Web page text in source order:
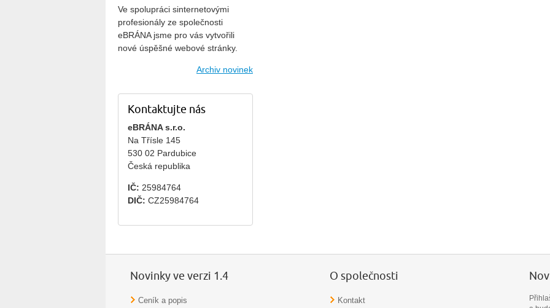
Ve spolupráci sinternetovými
profesionály ze společnosti
eBRÁNA jsme pro vás vytvořili
nové úspěšné webové stránky.
Archiv novinek
Kontaktujte nás
eBRÁNA s.r.o.
Na Třísle 145
530 02 Pardubice
Česká republika
IČ: 25984764
DIČ: CZ25984764
Novinky ve verzi 1.4
Ceník a popis
O společnosti
Kontakt